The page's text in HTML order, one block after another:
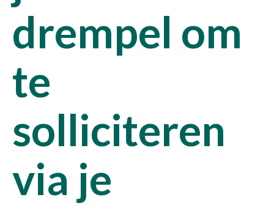
drempel om
te
solliciteren
via je